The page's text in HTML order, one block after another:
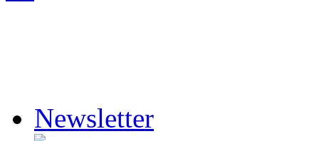
Newsletter